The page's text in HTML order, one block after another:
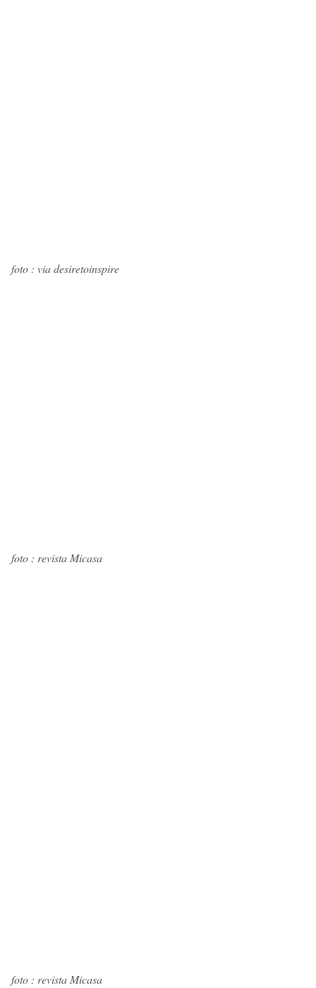
foto : via desiretoinspire
foto : revista Micasa
foto : revista Micasa